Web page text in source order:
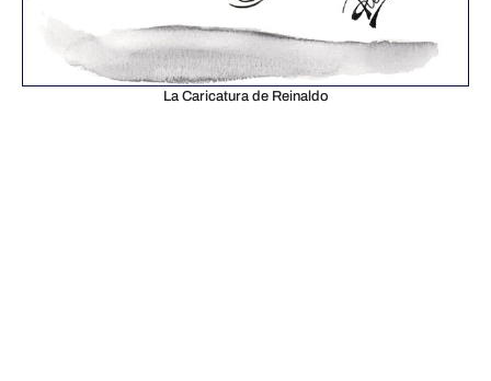
La Caricatura de Reinaldo